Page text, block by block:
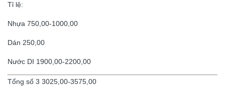
Tỉ lệ:
Nhựa 750,00-1000,00
Dán 250,00
Nước DI 1900,00-2200,00
Tổng số 3 3025,00-3575,00